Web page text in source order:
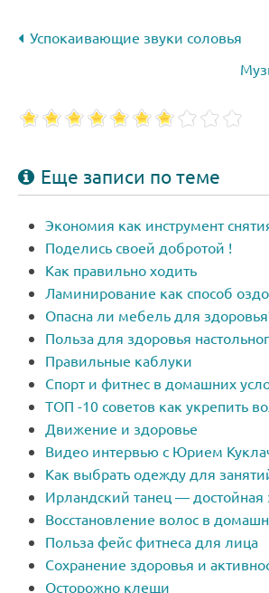
Успокаивающие звуки соловья
Еще записи по теме
Экономия как инструмент
Поделись своей добротой !
Как правильно ходить
Ламинирование как способ
Опасна ли мебель для
Польза для здоровья
Правильные каблуки
Спорт и фитнес в домашних
ТОП -10 советов как укрепить
Движение и здоровье
Видео интервью с Юрием
Как выбрать одежду для
Ирландский танец — достойная
Восстановление волос в
Польза фейс фитнеса для лица
Сохранение здоровья и
Осторожно клещи